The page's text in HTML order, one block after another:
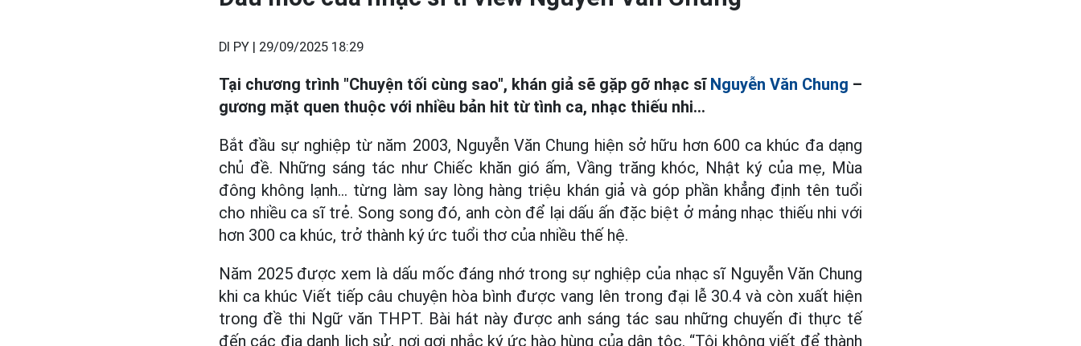
DI PY | 29/09/2025 18:29
Tại chương trình "Chuyện tối cùng sao", khán giả sẽ gặp gỡ nhạc sĩ Nguyễn Văn Chung –
gương mặt quen thuộc với nhiều bản hit từ tình ca, nhạc thiếu nhi...
Bắt đầu sự nghiệp từ năm 2003, Nguyễn Văn Chung hiện sở hữu hơn 600 ca khúc đa dạng
chủ đề. Những sáng tác như Chiếc khăn gió ấm, Vầng trăng khóc, Nhật ký của mẹ, Mùa
đông không lạnh… từng làm say lòng hàng triệu khán giả và góp phần khẳng định tên tuổi
cho nhiều ca sĩ trẻ. Song song đó, anh còn để lại dấu ấn đặc biệt ở mảng nhạc thiếu nhi với
hơn 300 ca khúc, trở thành ký ức tuổi thơ của nhiều thế hệ.
Năm 2025 được xem là dấu mốc đáng nhớ trong sự nghiệp của nhạc sĩ Nguyễn Văn Chung
khi ca khúc Viết tiếp câu chuyện hòa bình được vang lên trong đại lễ 30.4 và còn xuất hiện
trong đề thi Ngữ văn THPT. Bài hát này được anh sáng tác sau những chuyến đi thực tế
đến các địa danh lịch sử, nơi gợi nhắc ký ức hào hùng của dân tộc. “Tôi không viết để thành